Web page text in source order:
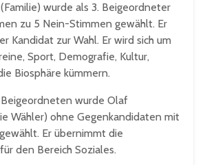
wurde als 3. Beigeordneter
zu 5 Nein-Stimmen gewählt. Er
Kandidat zur Wahl. Er wird sich um
Sport, Demografie, Kultur,
Biosphäre kümmern.
Beigeordneten wurde Olaf
Wähler) ohne Gegenkandidaten mit
Er übernimmt die
den Bereich Soziales.